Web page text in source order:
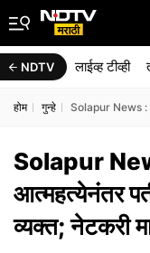
NDTV लाईव्ह टीव्ही
होम गुन्हे Solapur News :
Solapur News
आत्महत्येनंतर
व्यक्त; नेटकरी